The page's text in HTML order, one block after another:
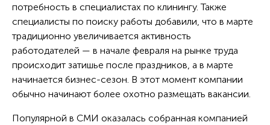
потребность в специалистах по клинингу. Также
специалисты по поиску работы добавили, что в марте
традиционно увеличивается активность
работодателей — в начале февраля на рынке труда
происходит затишье после праздников, а в марте
начинается бизнес-сезон. В этот момент компании
обычно начинают более охотно размещать вакансии.
Популярной в СМИ оказалась собранная компанией